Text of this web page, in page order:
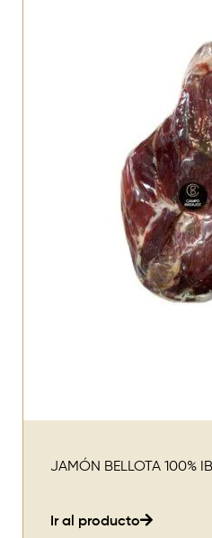
JAMÓN BELLOTA 100%
Ir al producto